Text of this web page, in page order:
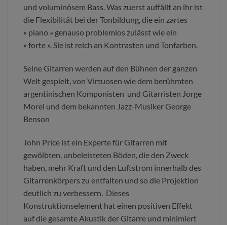
und voluminösem Bass. Was zuerst auffällt an ihr ist
die Flexibilität bei der Tonbildung, die ein zartes
« piano » genauso problemlos zulässt wie ein
« forte ». Sie ist reich an Kontrasten und Tonfarben.
Seine Gitarren werden auf den Bühnen der ganzen
Welt gespielt, von Virtuosen wie dem berühmten
argentinischen Komponisten und Gitarristen Jorge
Morel und dem bekannten Jazz-Musiker George
Benson
John Price ist ein Experte für Gitarren mit
gewölbten, unbeleisteten Böden, die den Zweck
haben, mehr Kraft und den Luftstrom innerhalb des
Gitarrenkörpers zu entfalten und so die Projektion
deutlich zu verbessern. Dieses
Konstruktionselement hat einen positiven Effekt
auf die gesamte Akustik der Gitarre und minimiert